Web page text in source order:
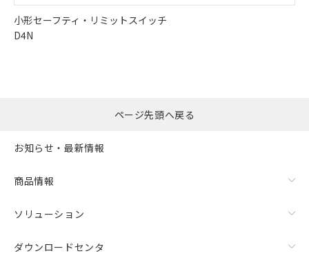
小形セーフティ・リミットスイッチ
D4N
ページ先頭へ戻る
お知らせ・最新情報
商品情報
ソリューション
ダウンロードセンタ